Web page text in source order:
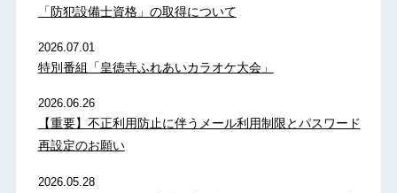
「防犯設備士資格」の取得について
2026.07.01
特別番組「皇徳寺ふれあいカラオケ大会」
2026.06.26
【重要】不正利用防止に伴うメール利用制限とパスワード
再設定のお願い
2026.05.28